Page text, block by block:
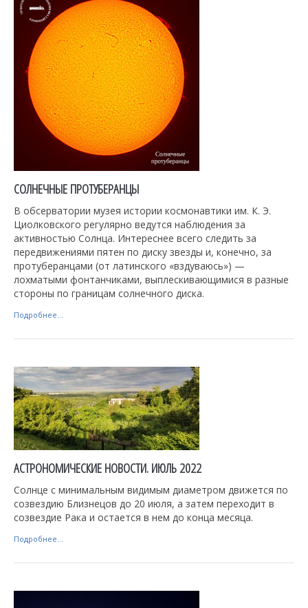
СОЛНЕЧНЫЕ ПРОТУБЕРАНЦЫ
В обсерватории музея истории космонавтики им. К. Э.
Циолковского регулярно ведутся наблюдения за
активностью Солнца. Интереснее всего следить за
передвижениями пятен по диску звезды и, конечно, за
протуберанцами (от латинского «вздуваюсь») —
лохматыми фонтанчиками, выплескивающимися в разные
стороны по границам солнечного диска.
Подробнее...
АСТРОНОМИЧЕСКИЕ НОВОСТИ. ИЮЛЬ 2022
Солнце с минимальным видимым диаметром движется по
созвездию Близнецов до 20 июля, а затем переходит в
созвездие Рака и остается в нем до конца месяца.
Подробнее...